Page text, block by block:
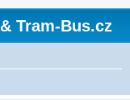
Tram-Bus.cz